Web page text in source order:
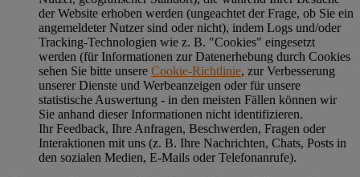
der Website erhoben werden (ungeachtet der Frage, ob Sie ein
angemeldeter Nutzer sind oder nicht), indem Logs und/oder
Tracking-Technologien wie z. B. "Cookies" eingesetzt
werden (für Informationen zur Datenerhebung durch Cookies
sehen Sie bitte unsere Cookie-Richtlinie, zur Verbesserung
unserer Dienste und Werbeanzeigen oder für unsere
statistische Auswertung - in den meisten Fällen können wir
Sie anhand dieser Informationen nicht identifizieren.
Ihr Feedback, Ihre Anfragen, Beschwerden, Fragen oder
Interaktionen mit uns (z. B. Ihre Nachrichten, Chats, Posts in
den sozialen Medien, E-Mails oder Telefonanrufe).